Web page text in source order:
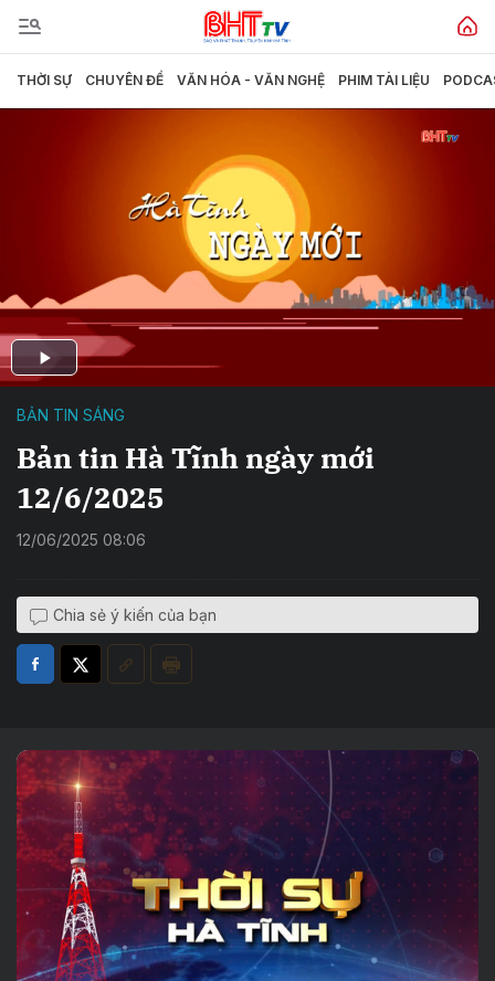
THỜI SỰ CHUYÊN ĐỀ VĂN HÓA - VĂN NGHỆ PHIM TÀI LIỆU
BẢN TIN SÁNG
Bản tin Hà Tĩnh ngày mới
12/6/2025
12/06/2025 08:06
Chia sẻ ý kiến của bạn